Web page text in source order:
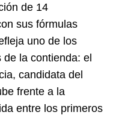
de 14
sus fórmulas
uno de los
de la contienda: el
candidata del
frente a la
entre los primeros